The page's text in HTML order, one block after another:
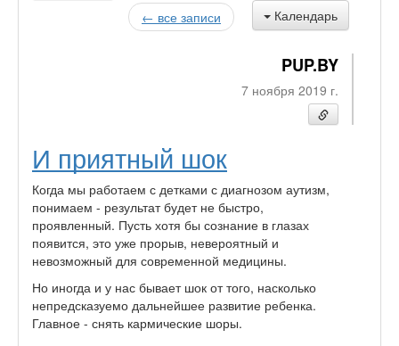
Календарь
← все записи
PUP.BY
7 ноября 2019 г.
И приятный шок
Когда мы работаем с детками с диагнозом аутизм,
понимаем - результат будет не быстро,
проявленный. Пусть хотя бы сознание в глазах
появится, это уже прорыв, невероятный и
невозможный для современной медицины.
Но иногда и у нас бывает шок от того, насколько
непредсказуемо дальнейшее развитие ребенка.
Главное - снять кармические шоры.